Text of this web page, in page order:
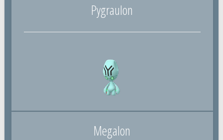
Pygraulon
Megalon